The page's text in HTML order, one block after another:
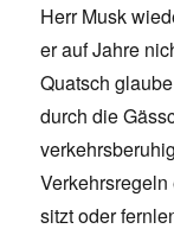
Herr Musk
er auf Jahre
Quatsch
durch die
sitzt oder